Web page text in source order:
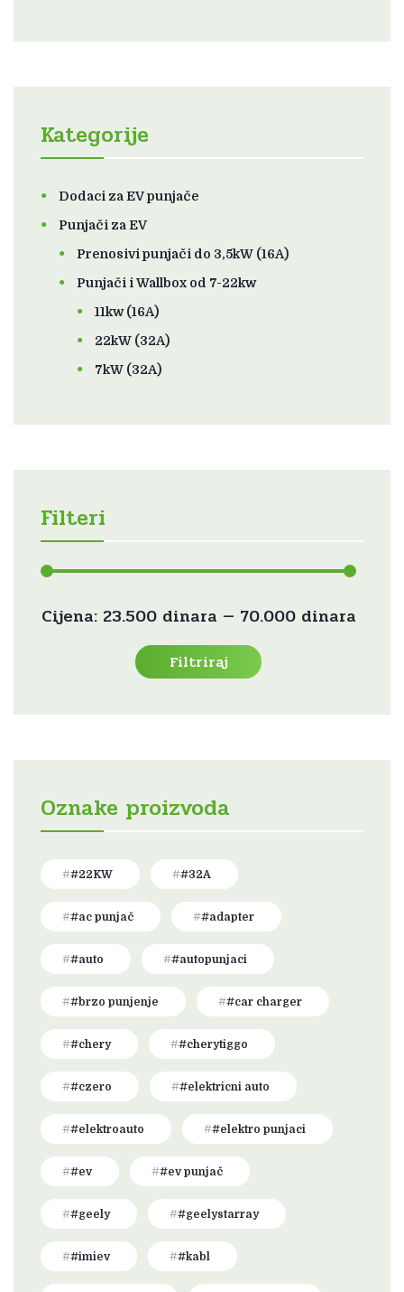
Kategorije
Dodaci za EV punjače
Punjači za EV
Prenosivi punjači do 3,5kW (16A)
Punjači i Wallbox od 7-22kw
11kw (16A)
22kW (32A)
7kW (32A)
Filteri
Filtriraj
Cijena: 23.500 dinara — 70.000 dinara
Oznake proizvoda
#22KW #32A
#ac punjač #adapter
#auto #autopunjaci
#brzo punjenje #car charger
#chery #cherytiggo
#czero #elektricni auto
#elektroauto #elektro punjaci
#ev #ev punjač
#geely #geelystarray
#imiev #kabl